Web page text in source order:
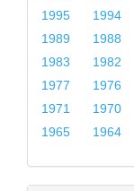
1995
1994
1989
1988
1983
1982
1977
1976
1971
1970
1965
1964